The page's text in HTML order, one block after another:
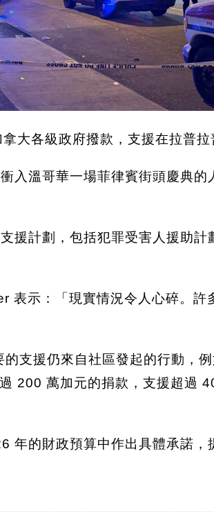
大各級政府撥款，支援在拉普拉
入溫哥華一場菲律賓街頭慶典
援計劃，包括犯罪受害人援助
示：「現實情況令人心碎。許
支援仍來自社區發起的行動，
200 萬加元的捐款，支援超過
年的財政預算中作出具體承諾，